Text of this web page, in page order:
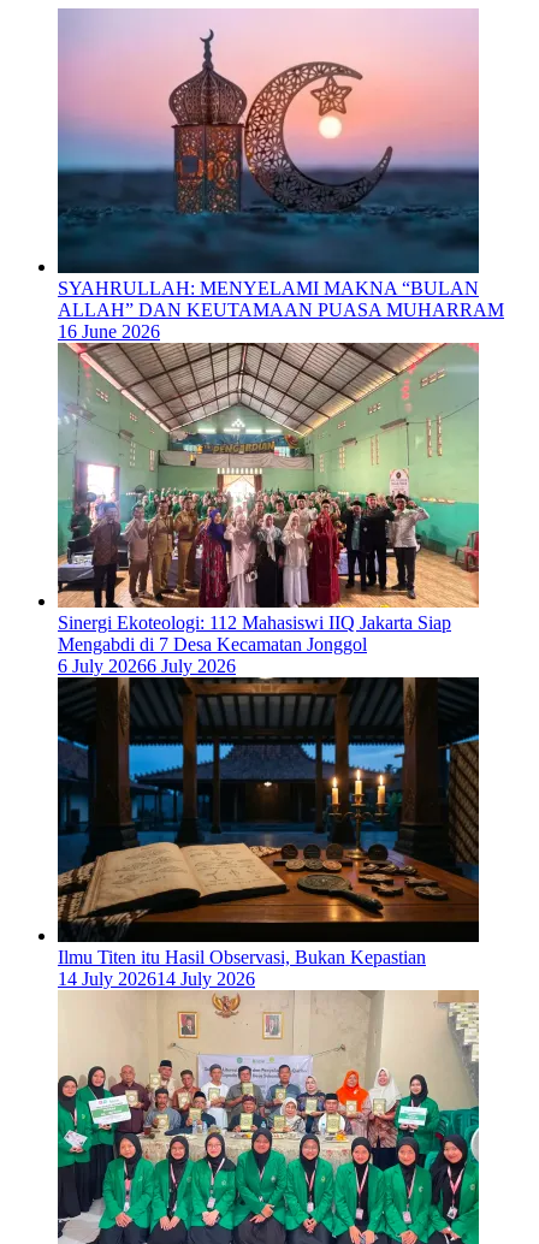
SYAHRULLAH: MENYELAMI MAKNA “BULAN
ALLAH” DAN KEUTAMAAN PUASA MUHARRAM
16 June 2026
‎Sinergi Ekoteologi: 112 Mahasiswi IIQ Jakarta Siap
Mengabdi di 7 Desa Kecamatan Jonggol
6 July 20266 July 2026
Ilmu Titen itu Hasil Observasi, Bukan Kepastian
14 July 202614 July 2026